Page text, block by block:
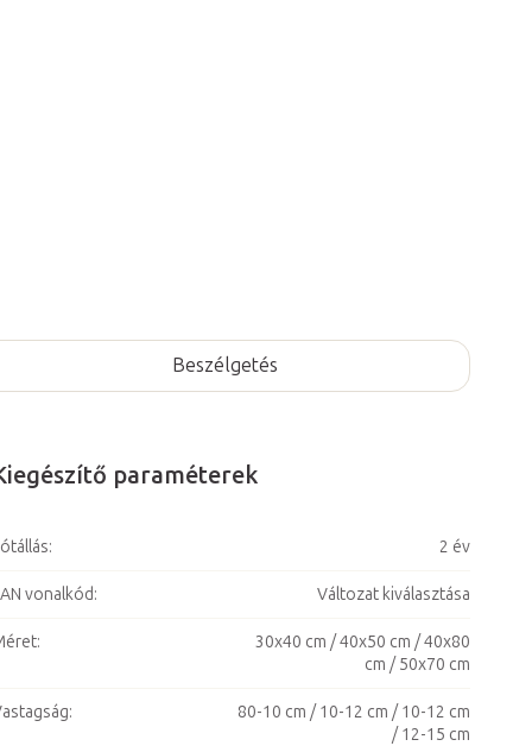
Beszélgetés
paraméterek
: 2 év
vonalkód: Változat kiválasztása
:
30x40 cm / 40x50 cm / 40x80
cm / 50x70 cm
:
80-10 cm / 10-12 cm / 10-12 cm
/ 12-15 cm